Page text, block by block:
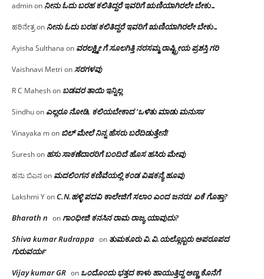
adminon ನೀನು ಓದು ಬರಹ ಕಲಿತಿದ್ದರೆ ಇವರಿಗೆ ಋಣಿಯಾಗಿರಲೇ ಬೇಕು…
ಹರಿನೇತ್ರon ನೀನು ಓದು ಬರಹ ಕಲಿತಿದ್ದರೆ ಇವರಿಗೆ ಋಣಿಯಾಗಿರಲೇ ಬೇಕು…
Ayisha Sulthana on ವರಲಕ್ಷ್ಮೀ ಗೆ ಸೂಲಗಿತ್ತಿ ನರಸಮ್ಮ‌ ರಾಷ್ಟ್ರೀಯ ಪ್ರಶಸ್ತಿ ಗರಿ
Vaishnavi Metri onಸರಗಳವು
R C Maheshon ಬಡವರ ತಾಯಿ ಇನ್ನಿಲ್ಲ
Sindhuon ಎಲ್ಲರೂ ನೋಡಿ, ಕಲಿಯಬೇಕಾದ ‘ಒಳಿತು ಮಾಡು ಮನುಸಾ’
Vinayaka mon ಬಿಲ್ ಮೇಲೆ ನಿನ್ನ ಹೆಸರು ಬರೆದಿಡುತ್ತೇನೆ!
Sureshon ಹಸು ಸಾಕಣೆದಾರರಿಗೆ ಬಂದಿದೆ ಹೊಸ ಹಸಿರು ಮೇವು
ಹನು ಬಿಎನon ಮದಲಿಂಗನ ಕಣಿವೆಯಲ್ಲಿ ಕಂಡ ವಿಷಕನ್ಯೆ ಹೂವು
Lakshmi YonC.N.ಹಳ್ಳಿ ಪದವಿ ಕಾಲೇಜಿಗೆ ಸಲಾಂ‌ ಎಂದ ಜನರು! ಏಕೆ ಗೊತ್ತಾ?
Bharath n onಗಾಂಧೀಜಿ ಕನಸಿನ ರಾಮ ರಾಜ್ಯ ಯಾವುದು?
Shiva kumar Rudrappa on ತುಮಕೂರು‌ ವಿ.ವಿ.ಯಲ್ಲೊಬ್ಬರು ಅಪರೂಪದ
ಗುರುವರ್ಯ
Vijay kumar GR on ಒಂದೊಂದು ಭತ್ತದ ಕಾಳು ಹಾಯುತ್ತಿದ್ದ ಅಣ್ಣ ಕೊನೆಗೆ